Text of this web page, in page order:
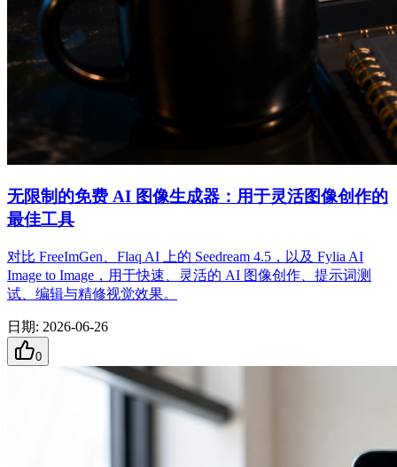
无限制的免费 AI 图像生成器：用于灵活图像创作的
最佳工具
对比 FreeImGen、Flaq AI 上的 Seedream 4.5，以及 Fylia AI
Image to Image，用于快速、灵活的 AI 图像创作、提示词测
试、编辑与精修视觉效果。
日期: 2026-06-26
0